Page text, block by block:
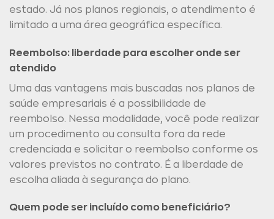
estado. Já nos planos regionais, o atendimento é
limitado a uma área geográfica específica.
Reembolso: liberdade para escolher onde ser
atendido
Uma das vantagens mais buscadas nos planos de
saúde empresariais é a possibilidade de
reembolso. Nessa modalidade, você pode realizar
um procedimento ou consulta fora da rede
credenciada e solicitar o reembolso conforme os
valores previstos no contrato. É a liberdade de
escolha aliada à segurança do plano.
Quem pode ser incluído como beneficiário?